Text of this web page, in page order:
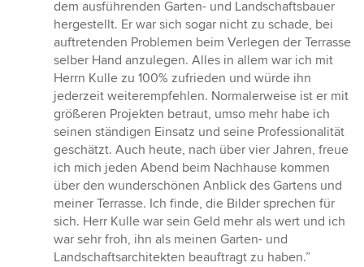
dem ausführenden Garten- und Landschaftsbauer
hergestellt. Er war sich sogar nicht zu schade, bei
auftretenden Problemen beim Verlegen der Terrasse
selber Hand anzulegen. Alles in allem war ich mit
Herrn Kulle zu 100% zufrieden und würde ihn
jederzeit weiterempfehlen. Normalerweise ist er mit
größeren Projekten betraut, umso mehr habe ich
seinen ständigen Einsatz und seine Professionalität
geschätzt. Auch heute, nach über vier Jahren, freue
ich mich jeden Abend beim Nachhause kommen
über den wunderschönen Anblick des Gartens und
meiner Terrasse. Ich finde, die Bilder sprechen für
sich. Herr Kulle war sein Geld mehr als wert und ich
war sehr froh, ihn als meinen Garten- und
Landschaftsarchitekten beauftragt zu haben.”